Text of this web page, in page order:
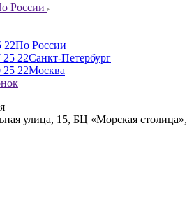
России
22По России
25 22Санкт-Петербург
25 22Москва
улица, 15, БЦ «Морская столица»,